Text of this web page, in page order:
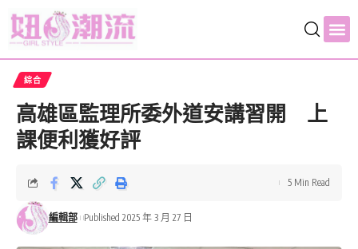
綜合
高雄區監理所委外道安講習開 上
課便利獲好評
編輯部 Published 2025 年 3 月 27 日
5 Min Read